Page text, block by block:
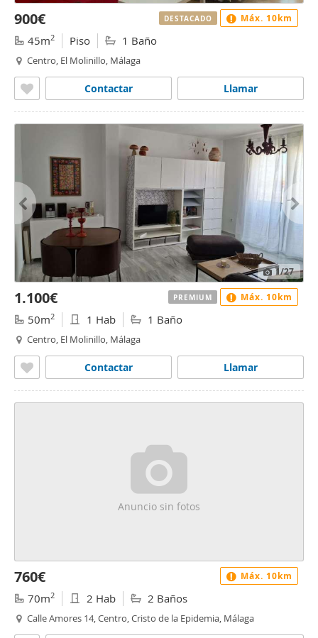
900€
45m2 Piso 1 Baño
Centro, El Molinillo, Málaga
Llamar
Contactar
DESTACADO Máx. 10km
1/27
1.100€
50m2 1 Hab 1 Baño
Centro, El Molinillo, Málaga
Llamar
Contactar
PREMIUM Máx. 10km
Anuncio sin fotos
760€
70m2 2 Hab 2 Baños
Calle Amores 14, Centro, Cristo de la Epidemia, Málaga
Máx. 10km